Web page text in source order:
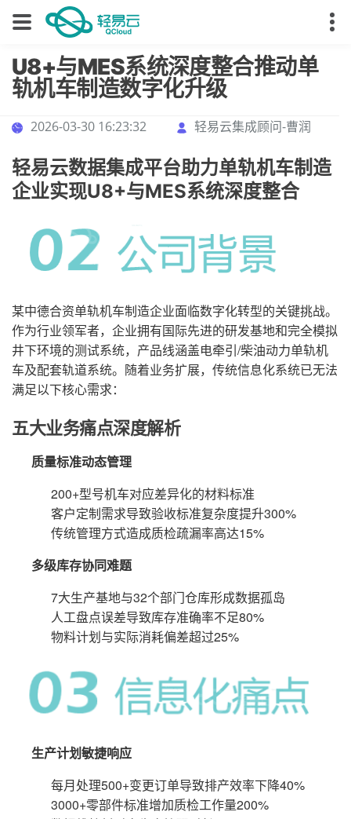
U8+与MES系统深度整合推动单
轨机车制造数字化升级
2026-03-30 16:23:32 轻易云集成顾问-曹润
轻易云数据集成平台助力单轨机车制造
企业实现U8+与MES系统深度整合
某中德合资单轨机车制造企业面临数字化转型的关键挑战。
作为行业领军者，企业拥有国际先进的研发基地和完全模拟
井下环境的测试系统，产品线涵盖电牵引/柴油动力单轨机
车及配套轨道系统。随着业务扩展，传统信息化系统已无法
满足以下核心需求：
五大业务痛点深度解析
质量标准动态管理
200+型号机车对应差异化的材料标准
客户定制需求导致验收标准复杂度提升300%
传统管理方式造成质检疏漏率高达15%
多级库存协同难题
7大生产基地与32个部门仓库形成数据孤岛
人工盘点误差导致库存准确率不足80%
物料计划与实际消耗偏差超过25%
生产计划敏捷响应
每月处理500+变更订单导致排产效率下降40%
3000+零部件标准增加质检工作量200%